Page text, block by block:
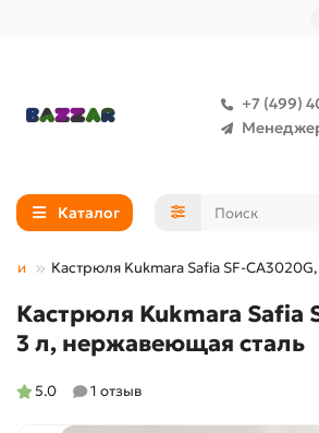
+7 (499)
Каталог
Кастрюля Kukmara Safia SF-
Кастрюля Kukmara Safia
3 л, нержавеющая сталь
5.0 1 отзыв